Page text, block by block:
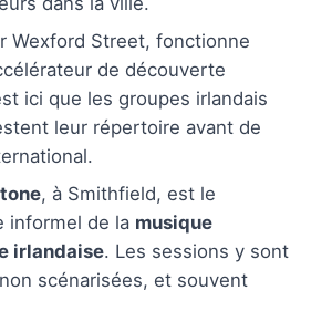
Wexford Street, fonctionne
de découverte
ici que les groupes irlandais
leur répertoire avant de
, à Smithfield, est le
informel de la musique
irlandaise. Les sessions y sont
scénarisées, et souvent